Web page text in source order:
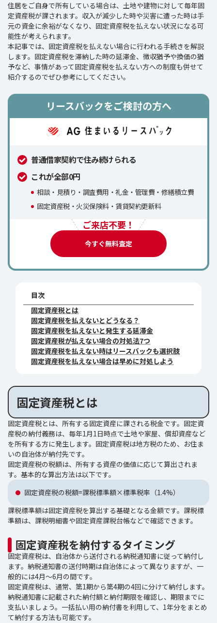
住居をご自身で所有している場合は、土地や建物に対して毎年固
定資産税が課されます。収入が減少した時や災害に遭った時は手
元の資金に余裕がなくなり、固定資産税を払えない状況になる可
能性が考えられます。
本記事では、固定資産税を払えない場合に行われる手続きを解説
します。固定資産税を滞納した時の延滞金、徴収猶予や換価の猶
予など、事情があって固定資産税を払えない方への制度も併せて
紹介するのでぜひ参考にしてください。
リースバックをご検討の方へ
普通借家契約で住み続けられる
これが全部0円
相談・見積り・調査費用・礼金・管理費・修繕積立費
固定資産税・火災保険料・賃貸契約更新料
ご来店不要！
今すぐ無料査定
目次
固定資産税とは
固定資産税を払えないとどうなる？
固定資産税を払えないと発生する延滞金
固定資産税が払えない場合の対処法7つ
固定資産税を払えない時はリースバックも選択肢
固定資産税を払えない場合は早めに対処しよう
固定資産税とは
固定資産税とは、所有する固定資産に課される税金です。固定資
産税の納付義務は、毎年1月1日時点で土地や家屋、償却資産など
を所有する方に発生します。固定資産税は地方税のため、お住ま
いの自治体が納付先です。
固定資産税の税額は、所有する資産の価値に応じて算出されま
す。基本的な算出方法は以下です。
固定資産税の税額=課税標準額×標準税率（1.4%）
課税標準額は固定資産税を算出する基礎となる金額です。課税標
準額は、課税明細書や固定資産課税台帳などで確認できます。
固定資産税を納付するタイミング
固定資産税は、自治体から送付される納税通知書に従って納付し
ます。納税通知書の送付時期は自治体によって異なりますが、一
般的には4月～6月の間です。
固定資産税は、通常、第1期から第4期の4回に分けて納付します。
納税通知書に記載された納付額と納付期限を確認し、期限までに
支払いましょう。一括払い用の納付書を利用して、1年分をまとめ
て納付する方法も可能です。